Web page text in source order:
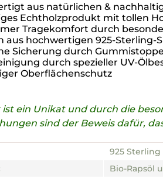
aus natürlichen &
Echtholzprodukt mit tollen
Tragekomfort durch
aus hochwertigen 925-Sterling-
Sicherung durch
durch spezieller UV-
Oberflächenschutz
ist ein Unikat und durch die
sind der Beweis dafür,
925 Sterling
Bio-Rapsöl